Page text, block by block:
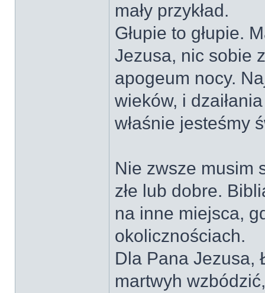
mały przykład.
Głupie to głupie.
Jezusa, nic sobie
apogeum nocy.
wieków, i
właśnie jesteśmy
Nie zwsze musim
złe lub dobre.
na inne miejsca,
okolicznościach.
Dla Pana Jezusa,
martwyh